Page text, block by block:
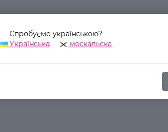
Спробуємо українською?
Українська
москальска